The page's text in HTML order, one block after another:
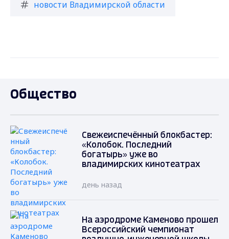
новости Владимирской области
Общество
Свежеиспечённый блокбастер:
«Колобок. Последний
богатырь» уже во
владимирских кинотеатрах
день назад
На аэродроме Каменово прошел
Всероссийский чемпионат